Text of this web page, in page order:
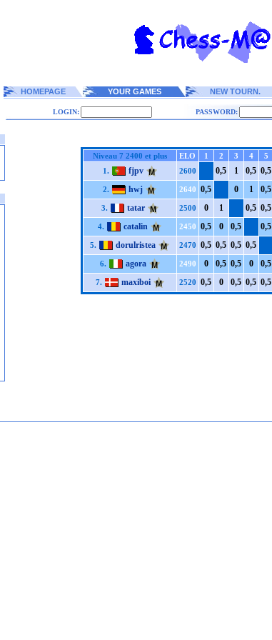
HOMEPAGE YOUR GAMES NEW TOURN.
LOGIN: PASSWORD:
Niveau 7 2400 et plus ELO 1 2 3 4 5
1.
fjpv 2600 0,5 1 0,5 0,5
2. hwj 2640 0,5 0 1 0,5
3. tatar 2500 0 1 0,5 0,5
4. catalin 2450 0,5 0 0,5 0,5
5. dorulristea 2470 0,5 0,5 0,5 0,5
6. agora 2490 0 0,5 0,5 0 0,5
7. maxiboi 2520 0,5 0 0,5 0,5 0,5